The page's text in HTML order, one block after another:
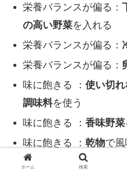
栄養バランスが偏る：
の高い野菜を入れる
栄養バランスが偏る：
栄養バランスが偏る：
味に飽きる ： 使い切
調味料を使う
味に飽きる ： 香味野菜
味に飽きる ： 乾物で
用意するのが手間、面
ホーム 検索